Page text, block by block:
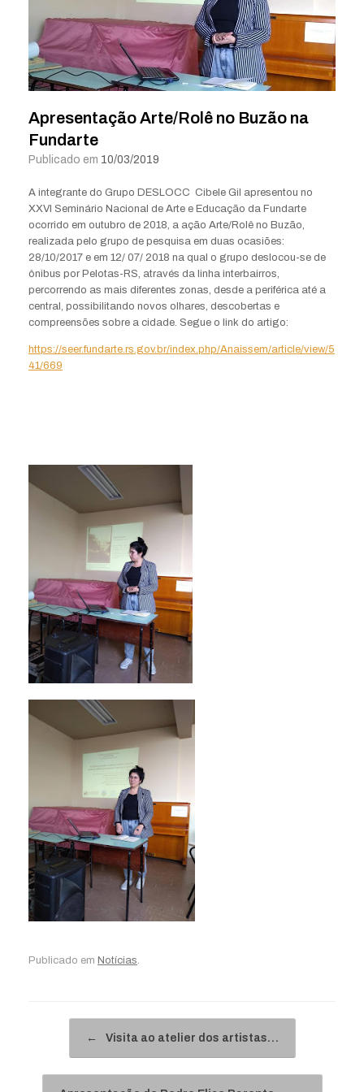
Apresentação Arte/Rolê no Buzão na
Fundarte
Publicado em 10/03/2019
A integrante do Grupo DESLOCC Cibele Gil apresentou no
XXVI Seminário Nacional de Arte e Educação da Fundarte
ocorrido em outubro de 2018, a ação Arte/Rolê no Buzão,
realizada pelo grupo de pesquisa em duas ocasiões:
28/10/2017 e em 12/ 07/ 2018 na qual o grupo deslocou-se de
ônibus por Pelotas-RS, através da linha interbairros,
percorrendo as mais diferentes zonas, desde a periférica até a
central, possibilitando novos olhares, descobertas e
compreensões sobre a cidade. Segue o link do artigo:
https://seer.fundarte.rs.gov.br/index.php/Anaissem/article/view/5
41/669
Publicado em Notícias.
← Visita ao atelier dos artistas…